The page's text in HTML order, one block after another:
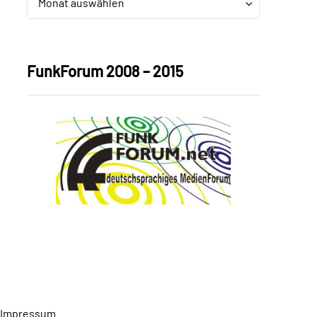
Monat auswählen
FunkForum 2008 – 2015
Impressum